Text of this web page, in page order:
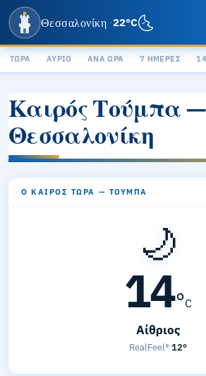
Θεσσαλονίκη ·22°C🌜
ΤΏΡΑ ΑΎΡΙΟ ΑΝΆ ΏΡΑ 7 ΗΜΈΡΕΣ
Καιρός Τούμπα —
Θεσσαλονίκη
Ο ΚΑΙΡΌΣ ΤΏΡΑ — ΤΟΎΜΠΑ
🌙
14°C
Αίθριος
RealFeel®12°